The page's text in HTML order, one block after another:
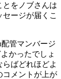
とをノブさんは
ージが届くこ
管マンバージ
かったでしょ
ばどれほどよ
コメントが上が